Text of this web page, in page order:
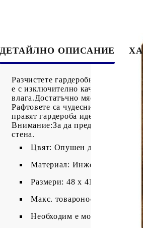
ДЕТАЙЛНО ОПИСАНИЕ
Разчистете гардеробната си и
е с изключително качество с
влага.Достатъчно място за
Рафтовете са чудесни за кутии
правят гардероба идеален за
Внимание:За да предотвратите
стена.
Цвят: Опушен дъб
Материал: Инженерно дърво
Размери: 48 x 41 x 102 см
Макс. товароносимост на
Необходим е монтаж